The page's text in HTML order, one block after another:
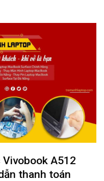
Vivobook A512
thanh toán